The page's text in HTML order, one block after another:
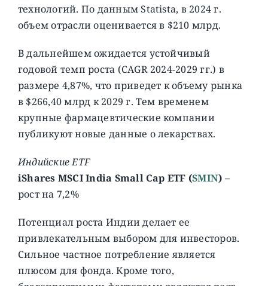
технологий. По данным Statista, в 2024 г.
объем отрасли оценивается в $210 млрд.
В дальнейшем ожидается устойчивый
годовой темп роста (CAGR 2024-2029 гг.) в
размере 4,87%, что приведет к объему рынка
в $266,40 млрд к 2029 г. Тем временем
крупные фармацевтические компании
публикуют новые данные о лекарствах.
Индийские ETF
iShares MSCI India Small Cap ETF (SMIN) –
рост на 7,2%
Потенциал роста Индии делает ее
привлекательным выбором для инвесторов.
Сильное частное потребление является
плюсом для фонда. Кроме того,